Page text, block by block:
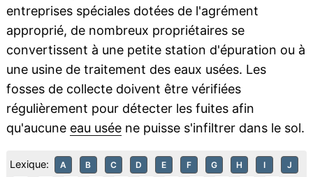
entreprises spéciales dotées de l'agrément
approprié, de nombreux propriétaires se
convertissent à une petite station d'épuration ou à
une usine de traitement des eaux usées. Les
fosses de collecte doivent être vérifiées
régulièrement pour détecter les fuites afin
qu'aucune eau uséene puisse s'infiltrer dans le sol.
Lexique: A B C D E F G H I J